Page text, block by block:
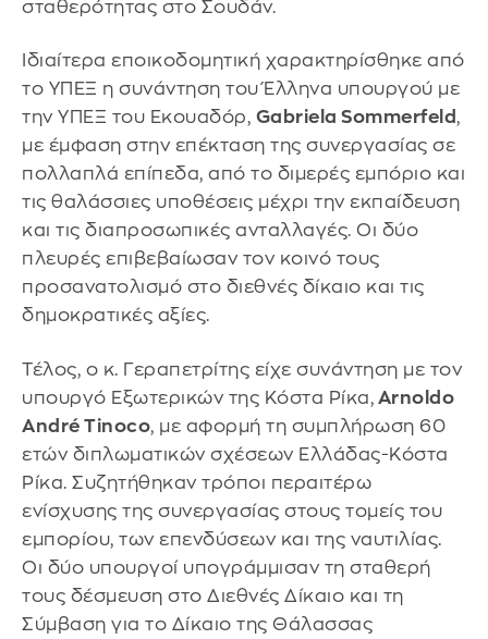
σταθερότητας στο Σουδάν.
Ιδιαίτερα εποικοδομητική χαρακτηρίσθηκε από
το ΥΠΕΞ η συνάντηση του Έλληνα υπουργού με
την ΥΠΕΞ του Εκουαδόρ, Gabriela Sommerfeld ,
με έμφαση στην επέκταση της συνεργασίας σε
πολλαπλά επίπεδα, από το διμερές εμπόριο και
τις θαλάσσιες υποθέσεις μέχρι την εκπαίδευση
και τις διαπροσωπικές ανταλλαγές. Οι δύο
πλευρές επιβεβαίωσαν τον κοινό τους
προσανατολισμό στο διεθνές δίκαιο και τις
δημοκρατικές αξίες.
Τέλος, ο κ. Γεραπετρίτης είχε συνάντηση με τον
υπουργό Εξωτερικών της Κόστα Ρίκα, Arnoldo
André Tinoco, με αφορμή τη συμπλήρωση 60
ετών διπλωματικών σχέσεων Ελλάδας-Κόστα
Ρίκα. Συζητήθηκαν τρόποι περαιτέρω
ενίσχυσης της συνεργασίας στους τομείς του
εμπορίου, των επενδύσεων και της ναυτιλίας.
Οι δύο υπουργοί υπογράμμισαν τη σταθερή
τους δέσμευση στο Διεθνές Δίκαιο και τη
Σύμβαση για το Δίκαιο της Θάλασσας